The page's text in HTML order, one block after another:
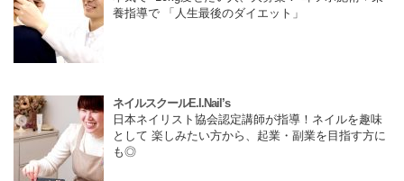
養指導で 「人生最後のダイエット」
ネイルスクールE.I.Nail’s
日本ネイリスト協会認定講師が指導！ネイルを趣味
として 楽しみたい方から、起業・副業を目指す方に
も◎